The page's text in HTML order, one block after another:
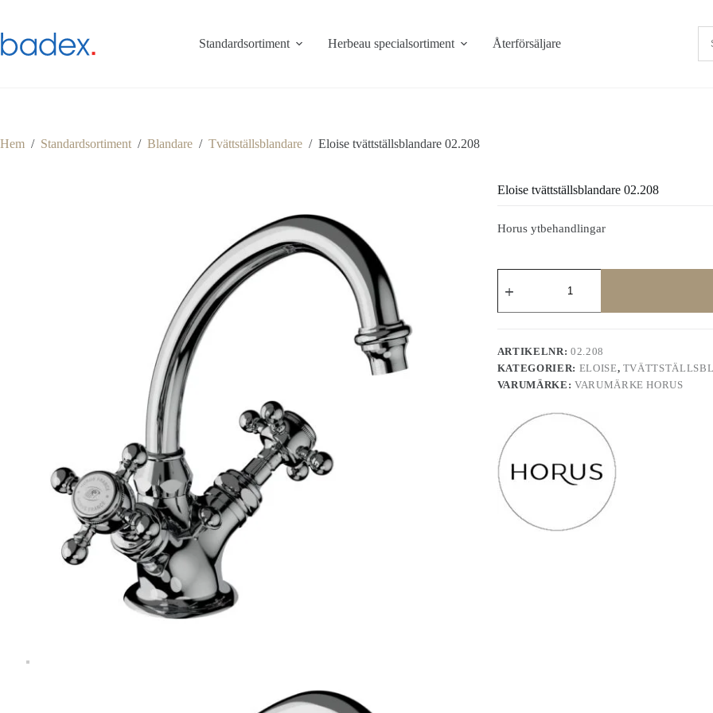
innehåll
Standardsortiment Herbeau specialsortiment Återförsäljare
Hem / Standardsortiment / Blandare / Tvättställsblandare / Eloise tvättställsblandare 02.208
Eloise tvättställsblandare 02.208
Horus ytbehandlingar
tvättställsblandare
mängd
ARTIKELNR: 02.208
KATEGORIER: ELOISE,
VARUMÄRKE: VARUMÄRKE HORUS